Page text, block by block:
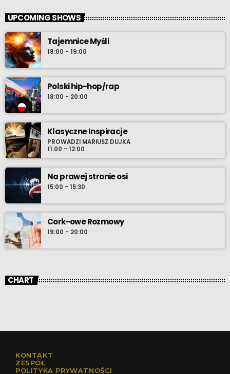
UPCOMING SHOWS
Tajemnice Myśli
18:00 - 19:00
Polski hip-hop/rap
18:00 - 20:00
Klasyczne Inspiracje
PROWADZI MARIUSZ DUJKA
11:00 - 12:00
Na prawej stronie osi
15:00 - 15:30
Cork-owe Rozmowy
19:00 - 20:00
CHART
KONTAKT
ZESPÓŁ
POLITYKA PRYWATNOŚCI